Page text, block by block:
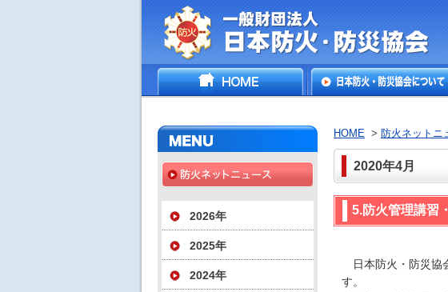
一般財団法人日本防火
HOME
2026年
2025年
2024年
HOME > 防火ネットニ
2020年4月
5.防火管理講習
日本防火・防災協
す。